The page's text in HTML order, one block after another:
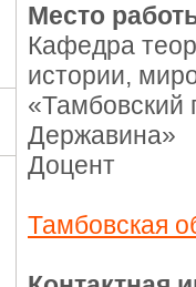
Место
Кафедра
истории,
«Тамбовский
Державина»
Доцент
Тамбовская